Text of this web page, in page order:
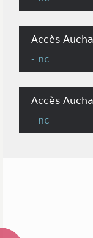
Accès
- nc
Accès
- nc